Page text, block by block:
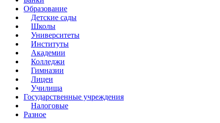
Образование
Детские сады
Школы
Университеты
Институты
Академии
Колледжи
Гимназии
Лицеи
Училища
Государственные учреждения
Налоговые
Разное